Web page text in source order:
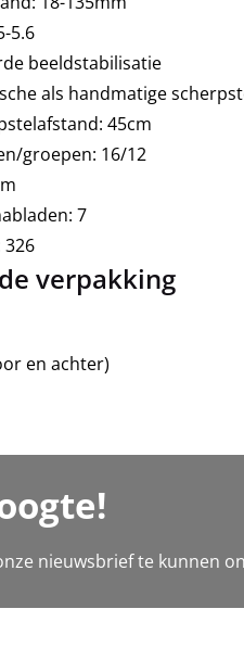
5.6
beeldstabilisatie
als handmatige
45cm
groepen: 16/12
7
326
verpakking
en achter)
nieuwsbrief te kunnen